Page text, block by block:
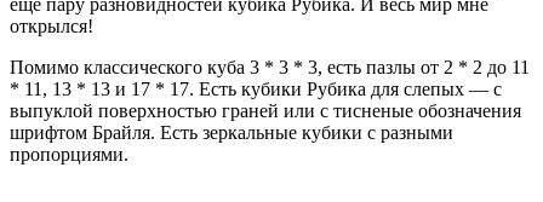
открылся!
Помимо классического куба 3 * 3 * 3, есть пазлы от 2 * 2 до 11
* 11, 13 * 13 и 17 * 17. Есть кубики Рубика для слепых — с
выпуклой поверхностью граней или с тисненые обозначения
шрифтом Брайля. Есть зеркальные кубики с разными
пропорциями.